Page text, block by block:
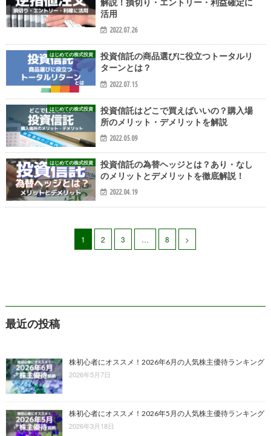
解説！損切り・エントリー・利益確定に
活用
2022.07.26
はじめての株式投資
投資信託の商品選びに役立つトータルリ
ターンとは？
2022.07.15
はじめての株式投資
投資信託はどこで買えばいいの？購入場
所のメリット・デメリットを解説
2022.05.09
はじめての株式投資
投資信託の為替ヘッジとは？あり・なし
のメリットとデメリットを徹底解説！
2022.04.19
1 2 3 … 8 >
最近の投稿
株初心者にオススメ！2026年6月の人気株主優待ランキング
2026年5月7日
株初心者にオススメ！2026年5月の人気株主優待ランキング
2026年3月18日